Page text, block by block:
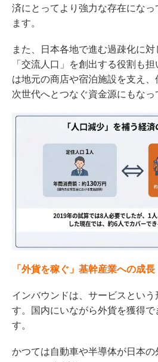
済にとってより強力な存在にな
ます。
また、日本各地で進む過疎化に
「交流人口」を創出する役割も
は地元の商店や宿泊施設を支え
次世代へとつなぐ資金源にもなっ
「外貨を稼ぐ」基幹産業への成長
インバウンドは、サービスとい
す。国内にいながら外貨を獲得で
す。
かつては自動車や半導体が日本